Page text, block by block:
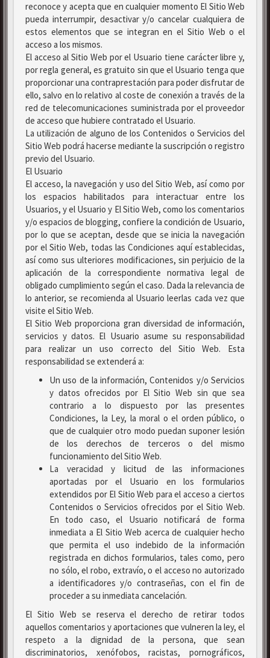
reconoce y acepta que en cualquier momento El Sitio Web
pueda interrumpir, desactivar y/o cancelar cualquiera de
estos elementos que se integran en el Sitio Web o el
acceso a los mismos.
El acceso al Sitio Web por el Usuario tiene carácter libre y,
por regla general, es gratuito sin que el Usuario tenga que
proporcionar una contraprestación para poder disfrutar de
ello, salvo en lo relativo al coste de conexión a través de la
red de telecomunicaciones suministrada por el proveedor
de acceso que hubiere contratado el Usuario.
La utilización de alguno de los Contenidos o Servicios del
Sitio Web podrá hacerse mediante la suscripción o registro
previo del Usuario.
El Usuario
El acceso, la navegación y uso del Sitio Web, así como por
los espacios habilitados para interactuar entre los
Usuarios, y el Usuario y El Sitio Web, como los comentarios
y/o espacios de blogging, confiere la condición de Usuario,
por lo que se aceptan, desde que se inicia la navegación
por el Sitio Web, todas las Condiciones aquí establecidas,
así como sus ulteriores modificaciones, sin perjuicio de la
aplicación de la correspondiente normativa legal de
obligado cumplimiento según el caso. Dada la relevancia de
lo anterior, se recomienda al Usuario leerlas cada vez que
visite el Sitio Web.
El Sitio Web proporciona gran diversidad de información,
servicios y datos. El Usuario asume su responsabilidad
para realizar un uso correcto del Sitio Web. Esta
responsabilidad se extenderá a:
Un uso de la información, Contenidos y/o Servicios
y datos ofrecidos por El Sitio Web sin que sea
contrario a lo dispuesto por las presentes
Condiciones, la Ley, la moral o el orden público, o
que de cualquier otro modo puedan suponer lesión
de los derechos de terceros o del mismo
funcionamiento del Sitio Web.
La veracidad y licitud de las informaciones
aportadas por el Usuario en los formularios
extendidos por El Sitio Web para el acceso a ciertos
Contenidos o Servicios ofrecidos por el Sitio Web.
En todo caso, el Usuario notificará de forma
inmediata a El Sitio Web acerca de cualquier hecho
que permita el uso indebido de la información
registrada en dichos formularios, tales como, pero
no sólo, el robo, extravío, o el acceso no autorizado
a identificadores y/o contraseñas, con el fin de
proceder a su inmediata cancelación.
El Sitio Web se reserva el derecho de retirar todos
aquellos comentarios y aportaciones que vulneren la ley, el
respeto a la dignidad de la persona, que sean
discriminatorios, xenófobos, racistas, pornográficos,